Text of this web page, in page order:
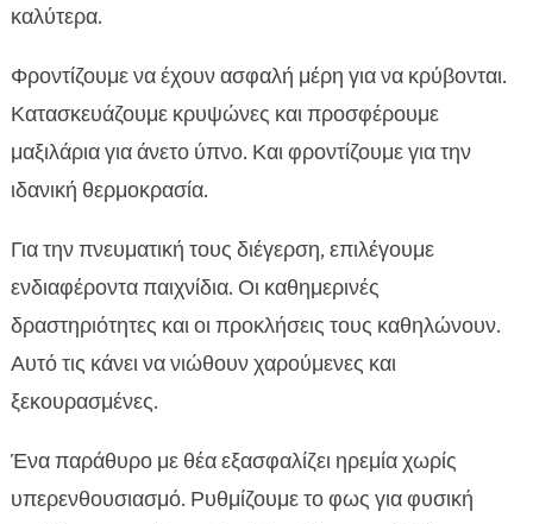
καλύτερα.
Φροντίζουμε να έχουν ασφαλή μέρη για να κρύβονται.
Κατασκευάζουμε κρυψώνες και προσφέρουμε
μαξιλάρια για άνετο ύπνο. Και φροντίζουμε για την
ιδανική θερμοκρασία.
Για την πνευματική τους διέγερση, επιλέγουμε
ενδιαφέροντα παιχνίδια. Οι καθημερινές
δραστηριότητες και οι προκλήσεις τους καθηλώνουν.
Αυτό τις κάνει να νιώθουν χαρούμενες και
ξεκουρασμένες.
Ένα παράθυρο με θέα εξασφαλίζει ηρεμία χωρίς
υπερενθουσιασμό. Ρυθμίζουμε το φως για φυσική